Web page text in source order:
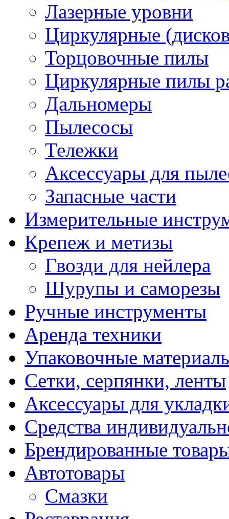
Лазерные уровни
Циркулярные
Торцовочные пилы
Циркулярные пилы
Дальномеры
Пылесосы
Тележки
Аксессуары для
Запасные части
Измерительные
Крепеж и метизы
Гвозди для нейлера
Шурупы и саморезы
Ручные инструменты
Аренда техники
Упаковочные
Сетки, серпянки, ленты
Аксессуары для
Средства
Брендированные
Автотовары
Смазки